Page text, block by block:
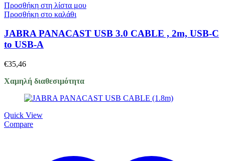
Προσθήκη στη λίστα μου
Προσθήκη στο καλάθι
JABRA PANACAST USB 3.0 CABLE , 2m, USB-C
to USB-A
€35,46
Χαμηλή διαθεσιμότητα
Quick View
Compare